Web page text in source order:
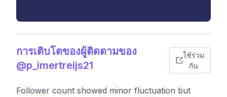
การเติบโตของผู้ติดตามของ
@p_imertreijs21
ใช้ร่วม
กัน
Follower count showed minor fluctuation but